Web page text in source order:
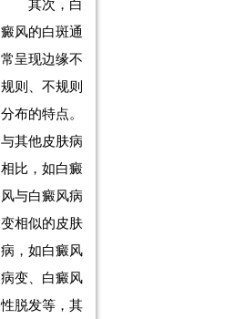
其次，白
癜风的白斑通
常呈现边缘不
规则、不规则
分布的特点。
与其他皮肤病
相比，如白癜
风与白癜风病
变相似的皮肤
病，如白癜风
病变、白癜风
性脱发等，其